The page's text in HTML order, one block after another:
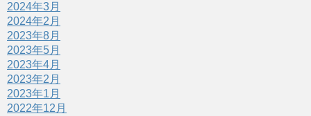
2024年3月
2024年2月
2023年8月
2023年5月
2023年4月
2023年2月
2023年1月
2022年12月